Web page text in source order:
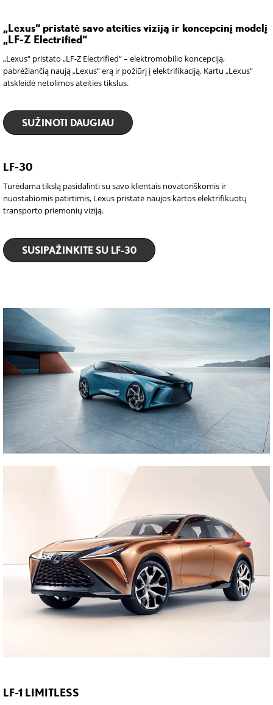
„Lexus“ pristatė savo ateities viziją ir koncepcinį modelį
„LF-Z Electrified“
„Lexus“ pristato „LF-Z Electrified“ – elektromobilio koncepciją,
pabrėžiančią naują „Lexus“ erą ir požiūrį į elektrifikaciją. Kartu „Lexus“
atskleidė netolimos ateities tikslus.
SUŽINOTI DAUGIAU
LF-30
Turėdama tikslą pasidalinti su savo klientais novatoriškomis ir
nuostabiomis patirtimis, Lexus pristatė naujos kartos elektrifikuotų
transporto priemonių viziją.
SUSIPAŽINKITE SU LF-30
LF-1 LIMITLESS